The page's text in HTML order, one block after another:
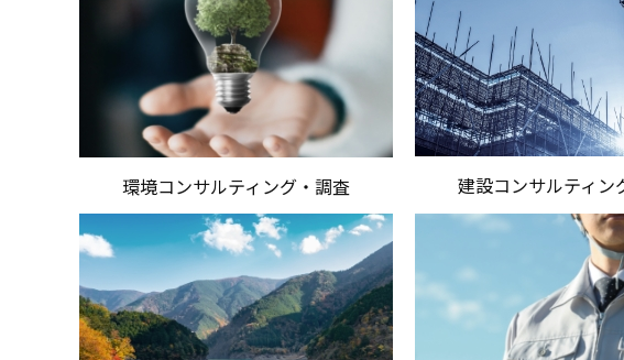
環境コンサルティング・調査 建設コンサルティン